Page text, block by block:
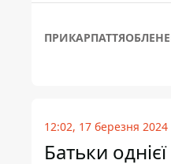
12:02, 17 березня 2024
Батьки